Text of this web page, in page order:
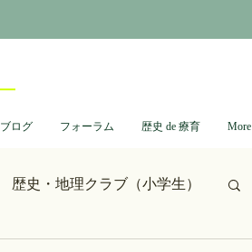
ブログ フォーラム 歴史 de 療育 More
歴史・地理クラブ（小学生）